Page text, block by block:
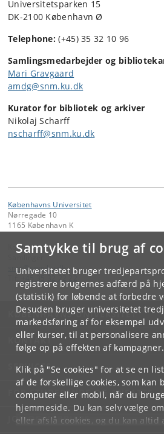
Samtykke til brug af
Universitetet bruger
registrere brugernes adfærd på
(statistik) for løbende at forbedre
Desuden bruger universitetet
markedsføring af for eksempel
eller kurser, til at personalisere
følge op på effekten af kampagner.
Klik på "Se cookies" for at se en
af de forskellige cookies, som kan
computer eller mobil, når du
hjemmeside. Du kan selv vælge
eller afslå cookies, og du kan
Universitetsparken 15
DK-2100 København Ø
Telephone: (+45) 35 32 10 96
Samlingsmedarbejder og
Mari Gravgaard
amdg@snm.ku.dk
Kurator for bibliotek og arkiver
Nikolaj Scharff
nscharff@snm.ku.dk
Københavns Universitet
Nørregade 10
1165 København K
Kontakt:
snm@snm.ku.dk
KØBENHAVNS UNIVERSITET
KONTAKT
SERVICES
FOR STUDERENDE OG ANSATTE
JOB OG KARRIERE